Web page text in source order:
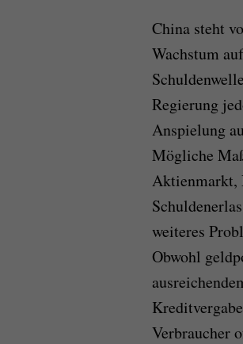
China steht
Wachstum
Regierung
Anspielung
Mögliche
Aktienmarkt,
weiteres
Obwohl
Verbraucher